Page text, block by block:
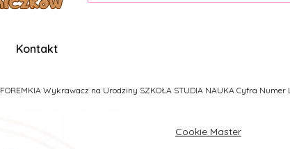
Kontakt
FOREMKIA Wykrawacz na Urodziny SZKOŁA STUDIA NAUKA Cyfra Numer
Cookie Master